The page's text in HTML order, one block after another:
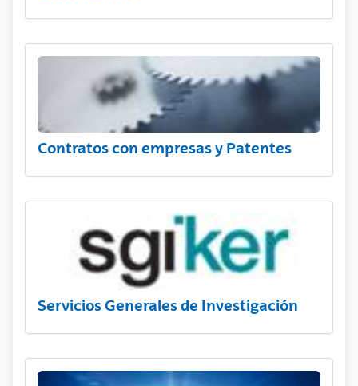
Contratos con empresas y Patentes
Servicios Generales de Investigación